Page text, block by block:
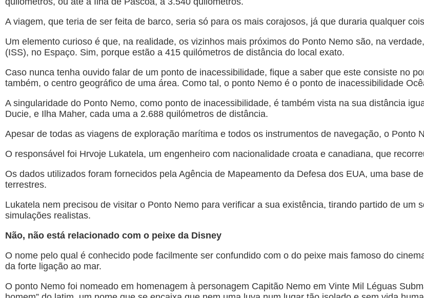
A viagem, que teria de ser feita de barco, seria só para os mais corajosos, já que duraria qualquer
Um elemento curioso é que, na realidade, os vizinhos mais próximos do Ponto Nemo são, na
(ISS), no Espaço. Sim, porque estão a 415 quilómetros de distância do local exato.
Caso nunca tenha ouvido falar de um ponto de inacessibilidade, fique a saber que este consiste no
também, o centro geográfico de uma área. Como tal, o ponto Nemo é o ponto de inacessibilidade
A singularidade do Ponto Nemo, como ponto de inacessibilidade, é também vista na sua distância
Ducie, e Ilha Maher, cada uma a 2.688 quilómetros de distância.
Apesar de todas as viagens de exploração marítima e todos os instrumentos de navegação, o Ponto
O responsável foi Hrvoje Lukatela, um engenheiro com nacionalidade croata e canadiana, que
Os dados utilizados foram fornecidos pela Agência de Mapeamento da Defesa dos EUA, uma base
terrestres.
Lukatela nem precisou de visitar o Ponto Nemo para verificar a sua existência, tirando partido de um
simulações realistas.
Não, não está relacionado com o peixe da Disney
O nome pelo qual é conhecido pode facilmente ser confundido com o do peixe mais famoso do
da forte ligação ao mar.
O ponto Nemo foi nomeado em homenagem à personagem Capitão Nemo em Vinte Mil Léguas